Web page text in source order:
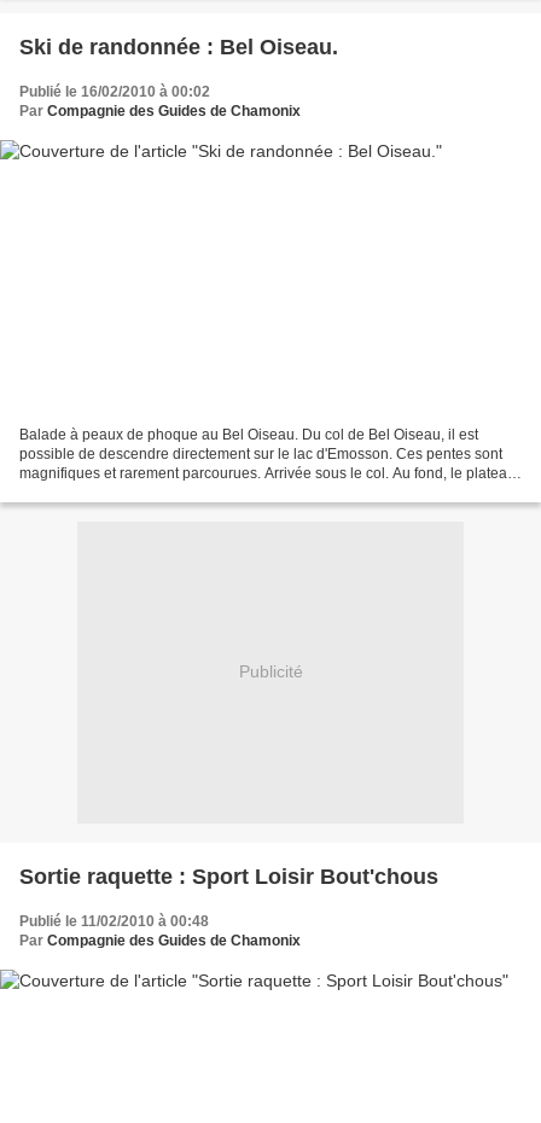
Ski de randonnée : Bel Oiseau.
Publié le 16/02/2010 à 00:02
Par Compagnie des Guides de Chamonix
Balade à peaux de phoque au Bel Oiseau. Du col de Bel Oiseau, il est
possible de descendre directement sur le lac d'Emosson. Ces pentes sont
magnifiques et rarement parcourues. Arrivée sous le col. Au fond, le plateau
Publicité
Sortie raquette : Sport Loisir Bout'chous
Publié le 11/02/2010 à 00:48
Par Compagnie des Guides de Chamonix